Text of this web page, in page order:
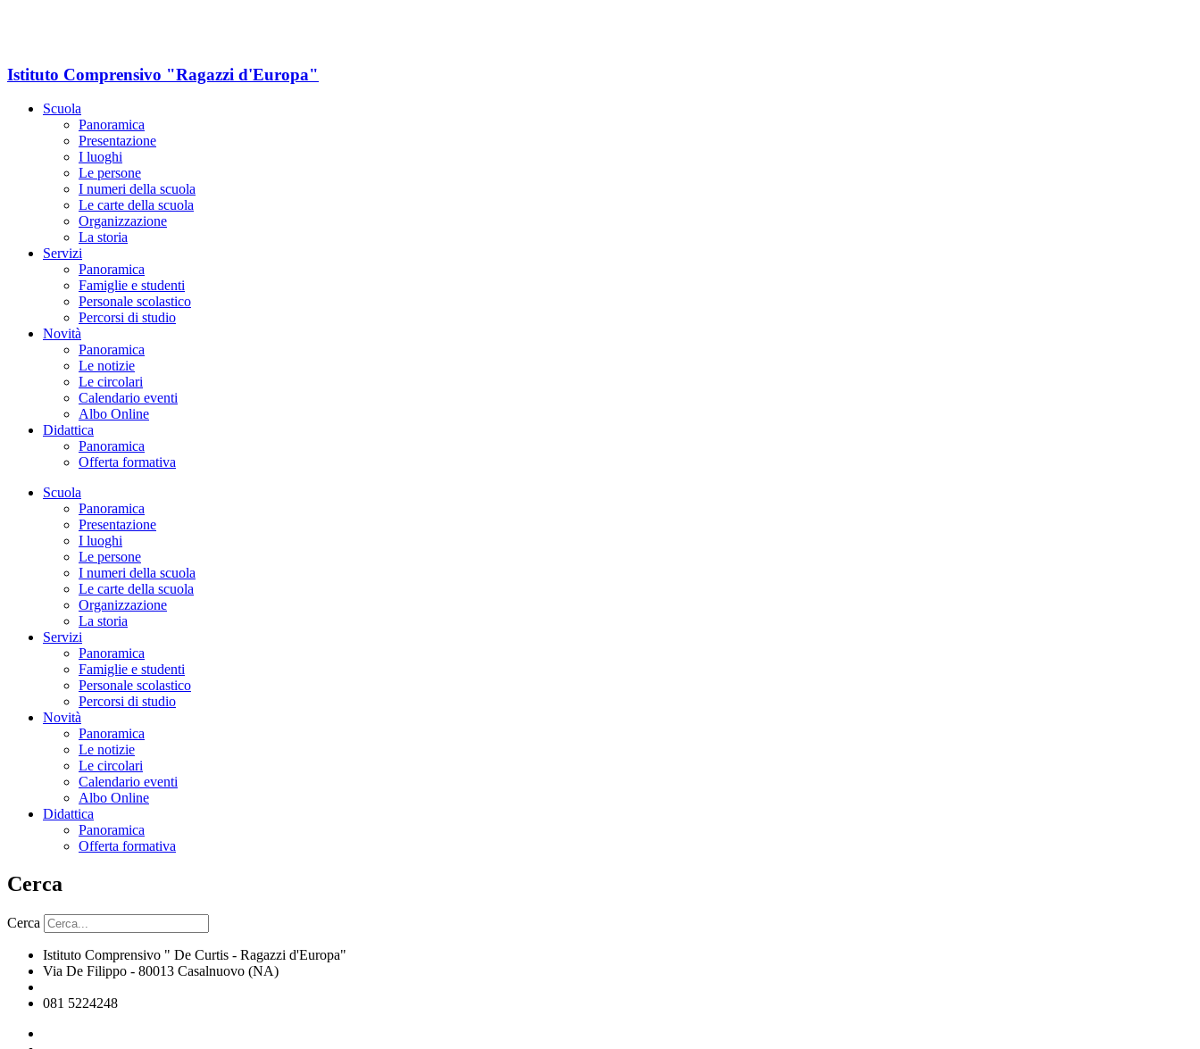
Istituto Comprensivo "Ragazzi d'Europa"
Scuola
Panoramica
Presentazione
I luoghi
Le persone
I numeri della scuola
Le carte della scuola
Organizzazione
La storia
Servizi
Panoramica
Famiglie e studenti
Personale scolastico
Percorsi di studio
Novità
Panoramica
Le notizie
Le circolari
Calendario eventi
Albo Online
Didattica
Panoramica
Offerta formativa
Scuola
Panoramica
Presentazione
I luoghi
Le persone
I numeri della scuola
Le carte della scuola
Organizzazione
La storia
Servizi
Panoramica
Famiglie e studenti
Personale scolastico
Percorsi di studio
Novità
Panoramica
Le notizie
Le circolari
Calendario eventi
Albo Online
Didattica
Panoramica
Offerta formativa
Cerca
Cerca
Istituto Comprensivo " De Curtis - Ragazzi d'Europa"
Via De Filippo - 80013 Casalnuovo (NA)
081 5224248